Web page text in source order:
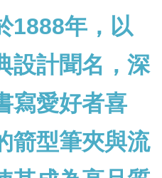
1888年，以
設計聞名，深
寫愛好者喜
箭型筆夾與流